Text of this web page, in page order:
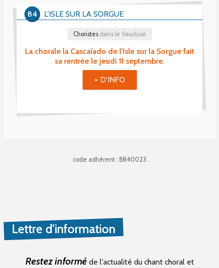
La chorale la Cascaïado de l'Isle sur la Sorgue fait
sa rentrée le jeudi 11 septembre.
Choristesdans le Vaucluse
L'ISLE SUR LA SORGUE
84
+ D'INFO
code adhérent : B840023
Lettre d'information
Restez informé de l'actualité du chant choral et